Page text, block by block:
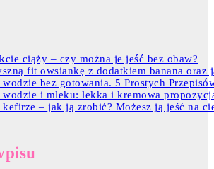
ciąży – czy można je jeść bez obaw?
fit owsiankę z dodatkiem banana oraz
wodzie bez gotowania. 5 Prostych
wodzie i mleku: lekka i kremowa
kefirze – jak ją zrobić? Możesz ją jeść na